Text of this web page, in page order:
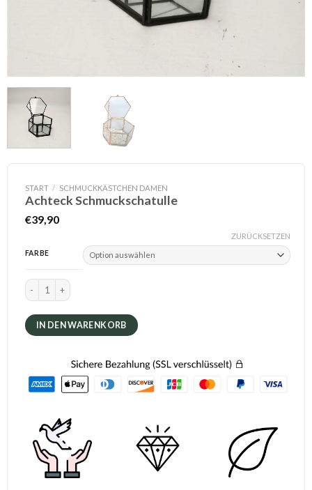
START / SCHMUCKKÄSTCHEN DAMEN
Achteck Schmuckschatulle
€39,90
FARBE
ZURÜCKSETZEN
Achteck Schmuckschatulle Menge
IN DEN WARENKORB